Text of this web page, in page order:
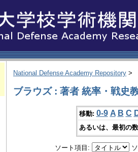
National Defense Academy Repository >
ブラウズ : 著者 統率・戦史
移動: 0-9 A B C
あるいは、最初の
ソート項目: